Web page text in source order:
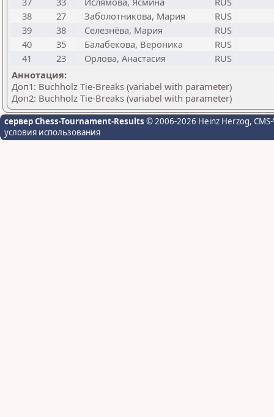
38
27 Заболотникова, Мария
RUS
39
38 Селезнёва, Мария
RUS
40
35 Балабекова, Вероника
RUS
41
23 Орлова, Анастасия
RUS
Аннотация:
Доп1: Buchholz Tie-Breaks (variabel with parameter)
Доп2: Buchholz Tie-Breaks (variabel with parameter)
сервер Chess-Tournament-Results © 2006-2026 Heinz Herzog,
условия использования